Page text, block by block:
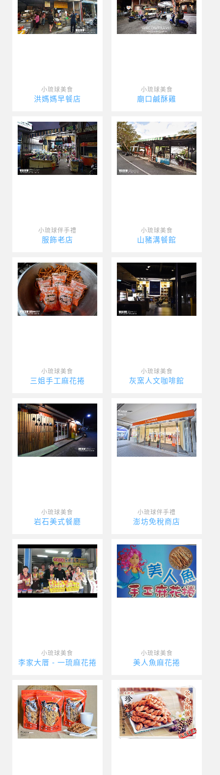
小琉球美食
洪媽媽早餐店
小琉球美食
廟口鹹酥雞
小琉球伴手禮
服飾老店
小琉球美食
山豬溝餐館
小琉球美食
三姐手工麻花捲
小琉球美食
灰窯人文咖啡館
小琉球美食
岩石美式餐廳
小琉球伴手禮
澎坊免稅商店
小琉球美食
李家大厝 - 一琉麻花捲
小琉球美食
美人魚麻花捲